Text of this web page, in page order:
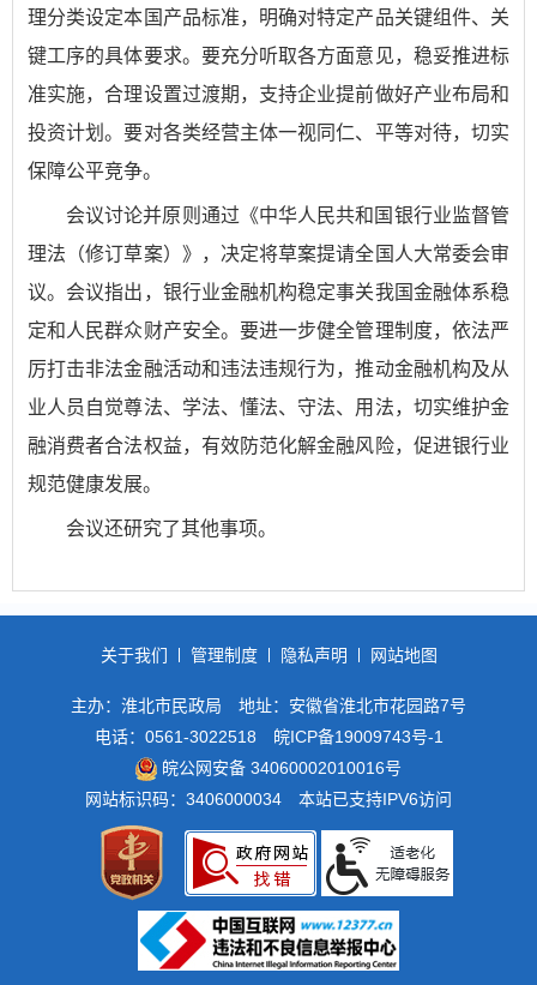
理分类设定本国产品标准，明确对特定产品关键组件、关
键工序的具体要求。要充分听取各方面意见，稳妥推进标
准实施，合理设置过渡期，支持企业提前做好产业布局和
投资计划。要对各类经营主体一视同仁、平等对待，切实
保障公平竞争。
会议讨论并原则通过《中华人民共和国银行业监督管
理法（修订草案）》，决定将草案提请全国人大常委会审
议。会议指出，银行业金融机构稳定事关我国金融体系稳
定和人民群众财产安全。要进一步健全管理制度，依法严
厉打击非法金融活动和违法违规行为，推动金融机构及从
业人员自觉尊法、学法、懂法、守法、用法，切实维护金
融消费者合法权益，有效防范化解金融风险，促进银行业
规范健康发展。
会议还研究了其他事项。
关于我们 管理制度 隐私声明 网站地图
主办：淮北市民政局
地址：安徽省淮北市花园路7号
电话：0561-3022518
皖ICP备19009743号-1
皖公网安备 34060002010016号
网站标识码：3406000034
本站已支持IPV6访问